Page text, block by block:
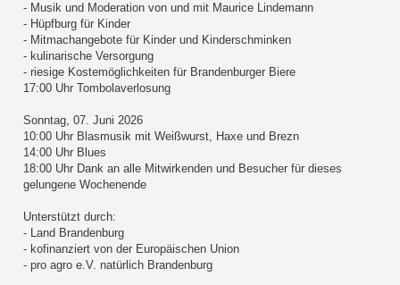
- Musik und Moderation von und mit Maurice Lindemann
- Hüpfburg für Kinder
- Mitmachangebote für Kinder und Kinderschminken
- kulinarische Versorgung
- riesige Kostemöglichkeiten für Brandenburger Biere
17:00 Uhr Tombolaverlosung
Sonntag, 07. Juni 2026
10:00 Uhr Blasmusik mit Weißwurst, Haxe und Brezn
14:00 Uhr Blues
18:00 Uhr Dank an alle Mitwirkenden und Besucher für dieses
gelungene Wochenende
Unterstützt durch:
- Land Brandenburg
- kofinanziert von der Europäischen Union
- pro agro e.V. natürlich Brandenburg